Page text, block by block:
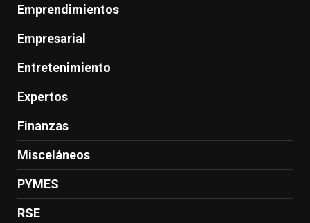
Emprendimientos
Empresarial
Entretenimiento
Expertos
Finanzas
Misceláneos
PYMES
RSE